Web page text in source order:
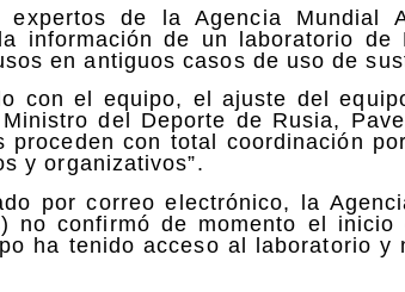
de la Agencia Mundial
información de un laboratorio de
en antiguos casos de uso de
con el equipo, el ajuste del
del Deporte de Rusia,
proceden con total coordinación
y organizativos”.
por correo electrónico, la
no confirmó de momento el
ha tenido acceso al laboratorio y